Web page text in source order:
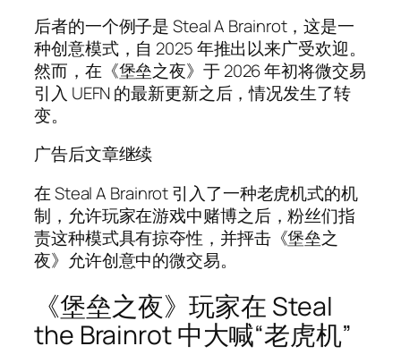
后者的一个例子是 Steal A Brainrot，这是一
种创意模式，自 2025 年推出以来广受欢迎。
然而，在《堡垒之夜》于 2026 年初将微交易
引入 UEFN 的最新更新之后，情况发生了转
变。
广告后文章继续
在 Steal A Brainrot 引入了一种老虎机式的机
制，允许玩家在游戏中赌博之后，粉丝们指
责这种模式具有掠夺性，并抨击《堡垒之
夜》允许创意中的微交易。
《堡垒之夜》玩家在 Steal
the Brainrot 中大喊“老虎机”